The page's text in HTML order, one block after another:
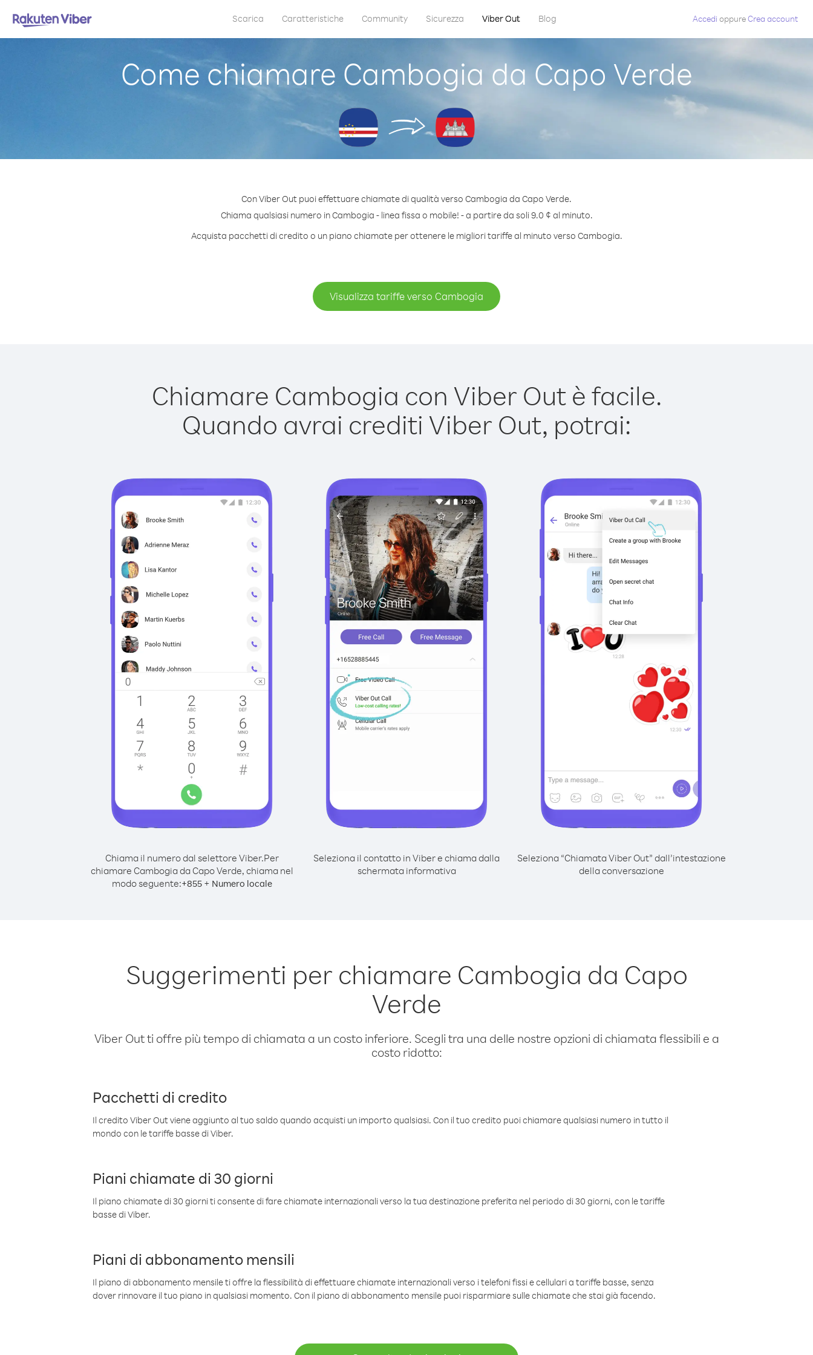
Scarica Caratteristiche Community Sicurezza Viber Out Blog Accedi oppureCrea account
Come chiamare Cambogia da Capo Verde
Con Viber Out puoi effettuare chiamate di qualità verso Cambogia da Capo Verde.
Chiama qualsiasi numero in Cambogia - linea fissa o mobile! - a partire da soli 9.0 ¢ al minuto.
Acquista pacchetti di credito o un piano chiamate per ottenere le migliori tariffe al minuto verso Cambogia.
Visualizza tariffe verso Cambogia
Chiamare Cambogia con Viber Out è facile.
Quando avrai crediti Viber Out, potrai:
Chiama il numero dal selettore Viber.Per
chiamare Cambogia da Capo Verde, chiama nel
modo seguente:+855+ Numero locale
Seleziona il contatto in Viber e chiama dalla
schermata informativa
Seleziona “Chiamata Viber Out” dall’intestazione
della conversazione
Suggerimenti per chiamare Cambogia da Capo
Verde
Viber Out ti offre più tempo di chiamata a un costo inferiore. Scegli tra una delle nostre opzioni di chiamata flessibili e a
costo ridotto:
Pacchetti di credito
Il credito Viber Out viene aggiunto al tuo saldo quando acquisti un importo qualsiasi. Con il tuo credito puoi chiamare qualsiasi numero in tutto il
mondo con le tariffe basse di Viber.
Piani chiamate di 30 giorni
Il piano chiamate di 30 giorni ti consente di fare chiamate internazionali verso la tua destinazione preferita nel periodo di 30 giorni, con le tariffe
basse di Viber.
Piani di abbonamento mensili
Il piano di abbonamento mensile ti offre la flessibilità di effettuare chiamate internazionali verso i telefoni fissi e cellulari a tariffe basse, senza
dover rinnovare il tuo piano in qualsiasi momento. Con il piano di abbonamento mensile puoi risparmiare sulle chiamate che stai già facendo.